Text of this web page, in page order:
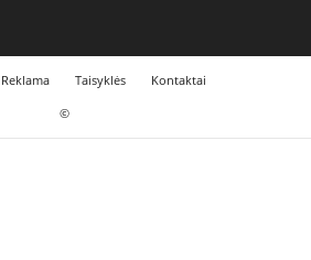
Reklama Taisyklės
Kontaktai
©